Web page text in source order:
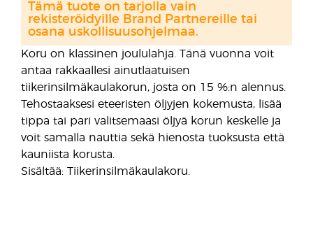
Koru on klassinen joululahja. Tänä vuonna voit
antaa rakkaallesi ainutlaatuisen
tiikerinsilmäkaulakorun, josta on 15 %:n alennus.
Tehostaaksesi eteeristen öljyjen kokemusta, lisää
tippa tai pari valitsemaasi öljyä korun keskelle ja
voit samalla nauttia sekä hienosta tuoksusta että
kauniista korusta.
Sisältää: Tiikerinsilmäkaulakoru.
Tämä tuote on tarjolla vain
rekisteröidyille Brand Partnereille tai
osana uskollisuusohjelmaa.